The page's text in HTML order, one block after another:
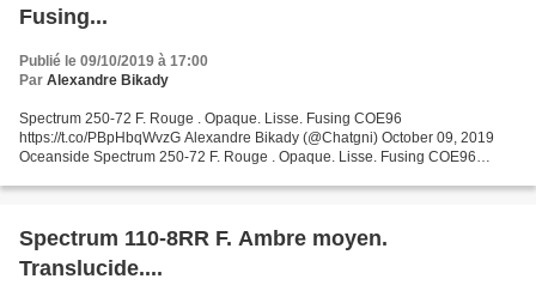
Fusing...
Publié le 09/10/2019 à 17:00
Par Alexandre Bikady
Spectrum 250-72 F. Rouge . Opaque. Lisse. Fusing COE96
https://t.co/PBpHbqWvzG Alexandre Bikady (@Chatgni) October 09, 2019
Oceanside Spectrum 250-72 F. Rouge . Opaque. Lisse. Fusing COE96
Spectrum 110-8RR F. Ambre moyen.
Translucide....